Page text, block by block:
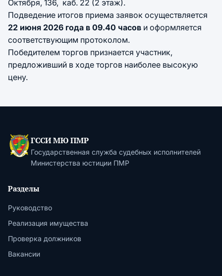
Октября, 136, каб. 22 (2 этаж).
Подведение итогов приема заявок осуществляется
22 июня 2026 года в 09.40 часов и оформляется
соответствующим протоколом.
Победителем торгов признается участник,
предложивший в ходе торгов наиболее высокую
цену.
ГССИ МЮ ПМР
Государственная служба судебных исполнителей
Министерства юстиции ПМР
Разделы
Руководство
Реализация имущества
Проверка должников
Вакансии